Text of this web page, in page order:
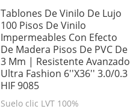
Tablones De Vinilo De Lujo
100 Pisos De Vinilo
Impermeables Con Efecto
De Madera Pisos De PVC De
3 Mm | Resistente Avanzado
Ultra Fashion 6''x36'' 3.0/0.3
HIF 9085
Suelo clic LVT 100%